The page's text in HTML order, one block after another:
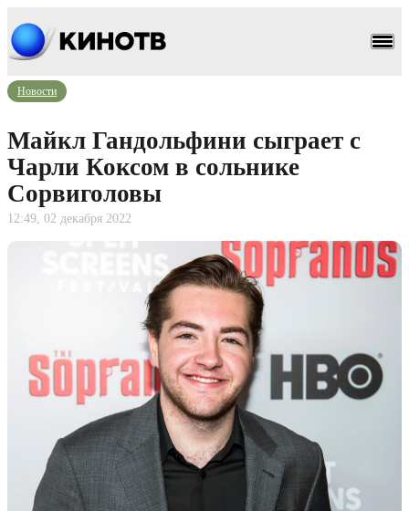
Новости
Майкл Гандольфини сыграет с
Чарли Коксом в сольнике
Сорвиголовы
12:49, 02 декабря 2022